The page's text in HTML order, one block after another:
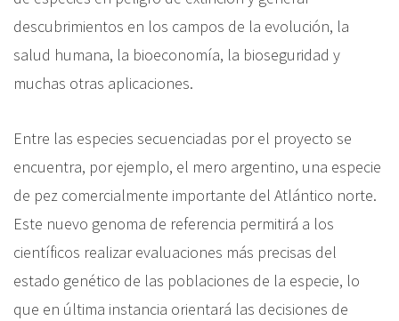
descubrimientos en los campos de la evolución, la
salud humana, la bioeconomía, la bioseguridad y
muchas otras aplicaciones.
Entre las especies secuenciadas por el proyecto se
encuentra, por ejemplo, el mero argentino, una especie
de pez comercialmente importante del Atlántico norte.
Este nuevo genoma de referencia permitirá a los
científicos realizar evaluaciones más precisas del
estado genético de las poblaciones de la especie, lo
que en última instancia orientará las decisiones de